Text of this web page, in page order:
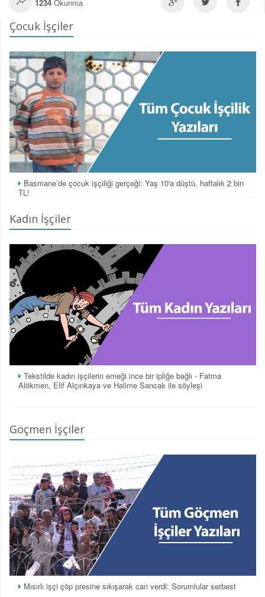
1234 Okunma
Çocuk İşçiler
Basmane’de çocuk işçiliği gerçeği: Yaş 10'a düştü, haftalık 2 bin
TL!
Kadın İşçiler
Tekstilde kadın işçilerin emeği ince bir ipliğe bağlı - Fatma
Alökmen, Elif Alçınkaya ve Halime Sancak ile söyleşi
Göçmen İşçiler
Mısırlı işçi çöp presine sıkışarak can verdi: Sorumlular serbest